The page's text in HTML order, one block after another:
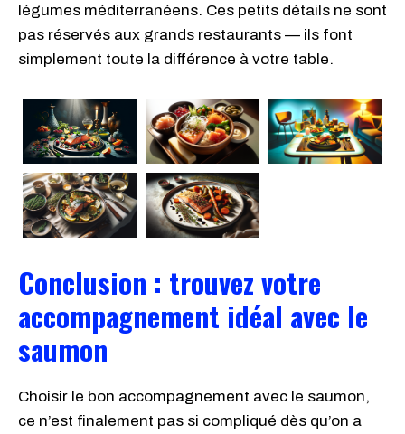
légumes méditerranéens. Ces petits détails ne sont
pas réservés aux grands restaurants — ils font
simplement toute la différence à votre table.
Conclusion : trouvez votre
accompagnement idéal avec le
saumon
Choisir le bon accompagnement avec le saumon,
ce n’est finalement pas si compliqué dès qu’on a